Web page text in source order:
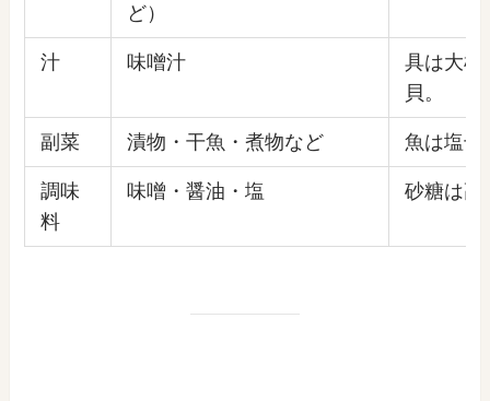
ど）
汁 味噌汁
具は大根
貝。
副菜 漬物・干魚・煮物など 魚は塩干
調味
料
味噌・醤油・塩 砂糖は高